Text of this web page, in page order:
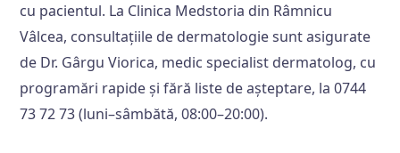
cu pacientul. La Clinica Medstoria din Râmnicu
Vâlcea, consultațiile de dermatologie sunt asigurate
de Dr. Gârgu Viorica, medic specialist dermatolog, cu
programări rapide și fără liste de așteptare, la 0744
73 72 73 (luni–sâmbătă, 08:00–20:00).